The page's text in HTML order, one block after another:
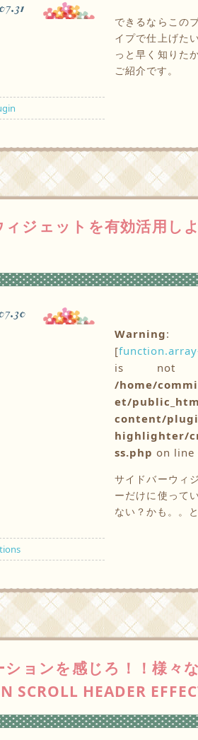
できるならこの
イプで仕上げた
っと早く知りた
ご紹介です。
ジェットを有効活用し
Warning:
[
is not
/home/
et/
content/
highlighter/
ss.php on line
サイドバーウィ
ーだけに使って
ない？かも。。
ョンを感じろ！！様々
SCROLL HEADER